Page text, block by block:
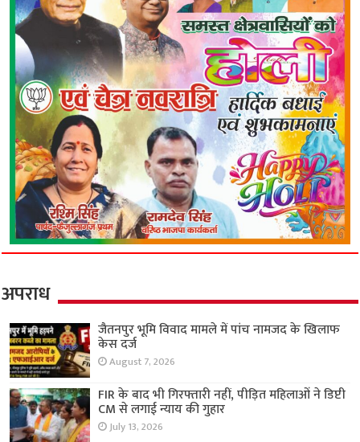
अपराध
जैतनपुर भूमि विवाद मामले में पांच नामजद के खिलाफ
केस दर्ज
August 7, 2026
FIR के बाद भी गिरफ्तारी नहीं, पीड़ित महिलाओं ने डिप्टी
CM से लगाई न्याय की गुहार
July 13, 2026